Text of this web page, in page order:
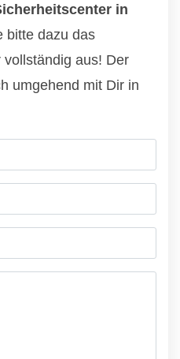
in
bitte dazu das
aus! Der
umgehend mit Dir in